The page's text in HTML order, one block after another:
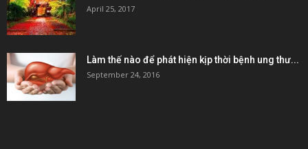
April 25, 2017
Làm thế nào để phát hiện kịp thời bệnh ung thư...
September 24, 2016